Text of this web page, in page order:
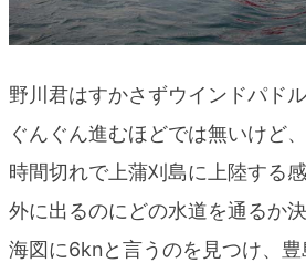
野川君はすかさずウインドパドル
ぐんぐん進むほどでは無いけど
時間切れで上蒲刈島に上陸する感
外に出るのにどの水道を通るか
海図に6knと言うのを見つけ、